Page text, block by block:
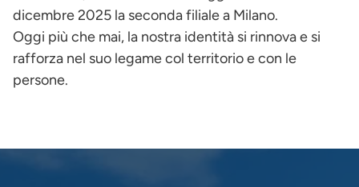
dicembre 2025 la seconda filiale a Milano.
Oggi più che mai, la nostra identità si rinnova e si
rafforza nel suo legame col territorio e con le
persone.